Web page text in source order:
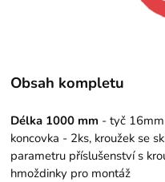
Obsah kompletu
Délka 1000 mm - tyč
koncovka - 2ks, kroužek se
parametru příslušenství s
hmoždinky pro montáž